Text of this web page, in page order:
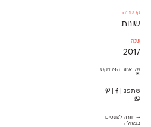
קטגוריה
שונות
שנה
2017
אל אתר הפרויקט
⇱
שתפו: |
→ חזרה לפונטים
בפעולה